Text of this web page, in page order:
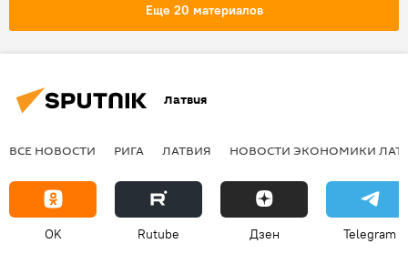
безопасность
вооружения
Еще 20 материалов
Латвия
ВСЕ НОВОСТИ РИГА ЛАТВИЯ НОВОСТИ ЭКОНОМИКИ
OK Rutube Дзен Telegram